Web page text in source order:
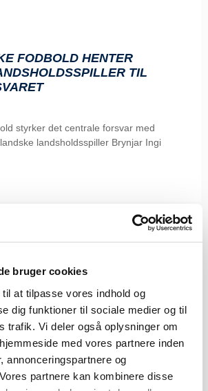
bruger cookies
at tilpasse vores indhold og
dig funktioner til sociale medier og til
trafik. Vi deler også oplysninger om
med vores partnere inden
annonceringspartnere og
partnere kan kombinere disse
FODBOLD HENTER
TIL
styrker det centrale forsvar med
landsholdsspiller Brynjar Ingi